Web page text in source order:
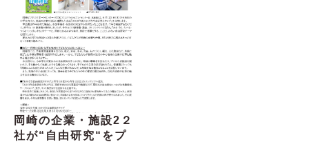
岡崎の企業・施設2２
社が“自由研究“をプ